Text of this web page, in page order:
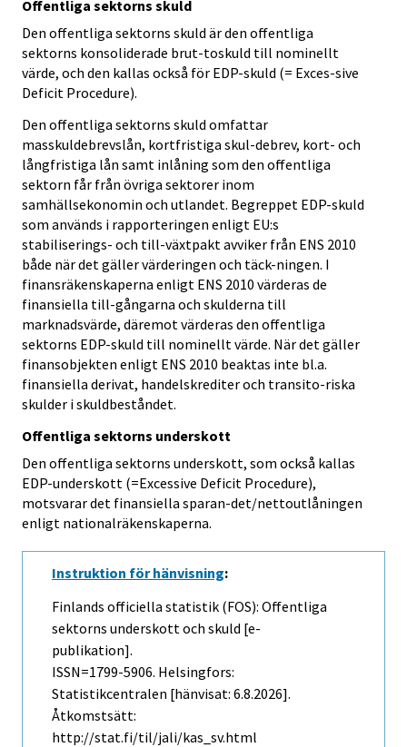
Offentliga sektorns skuld
Den offentliga sektorns skuld är den offentliga
sektorns konsoliderade brut-toskuld till nominellt
värde, och den kallas också för EDP-skuld (= Exces-sive
Deficit Procedure).
Den offentliga sektorns skuld omfattar
masskuldebrevslån, kortfristiga skul-debrev, kort- och
långfristiga lån samt inlåning som den offentliga
sektorn får från övriga sektorer inom
samhällsekonomin och utlandet. Begreppet EDP-skuld
som används i rapporteringen enligt EU:s
stabiliserings- och till-växtpakt avviker från ENS 2010
både när det gäller värderingen och täck-ningen. I
finansräkenskaperna enligt ENS 2010 värderas de
finansiella till-gångarna och skulderna till
marknadsvärde, däremot värderas den offentliga
sektorns EDP-skuld till nominellt värde. När det gäller
finansobjekten enligt ENS 2010 beaktas inte bl.a.
finansiella derivat, handelskrediter och transito-riska
skulder i skuldbeståndet.
Offentliga sektorns underskott
Den offentliga sektorns underskott, som också kallas
EDP-underskott (=Excessive Deficit Procedure),
motsvarar det finansiella sparan-det/nettoutlåningen
enligt nationalräkenskaperna.
Instruktion för hänvisning:
Finlands officiella statistik (FOS): Offentliga
sektorns underskott och skuld [e-
publikation].
ISSN=1799-5906. Helsingfors:
Statistikcentralen [hänvisat: 6.8.2026].
Åtkomstsätt:
http://stat.fi/til/jali/kas_sv.html